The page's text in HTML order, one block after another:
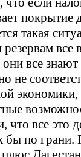
покрытие
такая
все
они все
не
что все это
бы по